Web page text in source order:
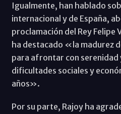
Igualmente, han hablado
internacional y de España,
proclamación del Rey Felipe
ha destacado «la madurez
para afrontar con serenidad
dificultades sociales y
años».
Por su parte, Rajoy ha